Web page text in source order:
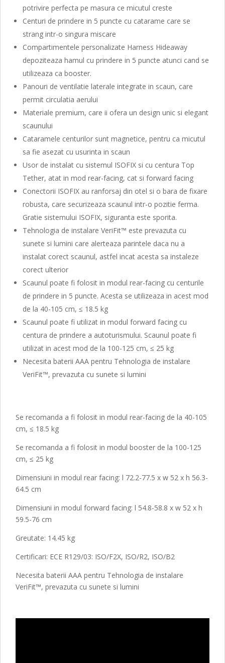
potrivire perfecta pe masura ce micutul creste
Centuri de prindere in 5 puncte cu catarame care se
strang intr-o singura miscare
Compartimentele personalizate Harness Hideaway
depoziteaza hamul cu prindere in 5 puncte atunci cand se
utilizeaza ca booster.
Panouri de ventilatie laterale integrate in scaun, care
permit circulatia aerului
Materiale premium, care ii ofera un design unic si elegant
scaunului
Cataramele centurilor sunt magnetice, pentru ca micutul
sa fie asezat cu usurinta in scaun
Usor de instalat cu sistemul ISOFIX si cu centura Top
Tether, atat in mod rear-facing, cat si forward facing
Conectorii ISOFIX au ranforsaj din otel si o bara de fixare
robusta, care securizeaza scaunul intr-o pozitie ferma.
Gratie sistemului ISOFIX, siguranta este sporita.
Tehnologia de instalare VeriFit™ este prevazuta cu
sunete si lumini care alerteaza parintele daca nu a
instalat corect scaunul, astfel incat acesta sa instaleze
corect ulterior
Scaunul poate fi folosit in modul rear-facing cu centurile
de prindere in 5 puncte. Acesta se utilizeaza in acest mod
de la 40-105 cm, ≤ 18.5 kg
Scaunul poate fi utilizat in modul forward facing cu
centura de prindere a autoturismului. Scaunul poate fi
utilizat in acest mod de la 100-125 cm, ≤ 25 kg
Necesita baterii AAA pentru Tehnologia de instalare
VeriFit™, prevazuta cu sunete si lumini
Se recomanda a fi folosit in modul rear-facing de la 40-105
cm, ≤ 18.5 kg
Se recomanda a fi folosit in modul booster de la 100-125
cm, ≤ 25 kg
Dimensiuni in modul rear facing: l 72.2-77.5 x w 52 x h 56.3-
64.5 cm
Dimensiuni in modul forward facing: l 54.8-58.8 x w 52 x h
59.5-76 cm
Greutate: 14.45 kg
Certificari: ECE R129/03: ISO/F2X, ISO/R2, ISO/B2
Necesita baterii AAA pentru Tehnologia de instalare
VeriFit™, prevazuta cu sunete si lumini